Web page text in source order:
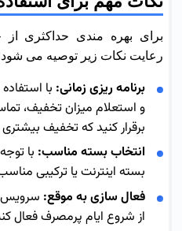
رعایت نکات زیر توصیه می
برنامه ریزی زمانی: با
و استعلام میزان تخفیف،
برقرار کنید که تخفیف بیشتری
انتخاب بسته مناسب: با
بسته اینترنت یا ترکیبی
فعال سازی به موقع: سرویس
از شروع ایام پرمصرف فعال